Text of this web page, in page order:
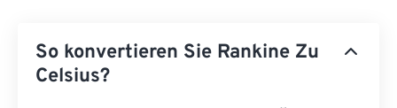
So konvertieren Sie Rankine Zu
Celsius?